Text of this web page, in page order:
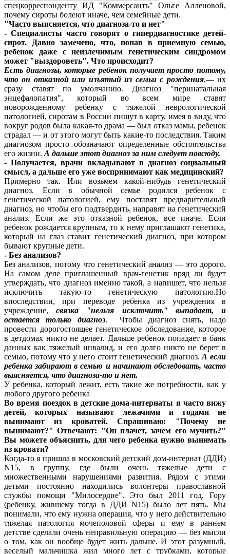
спецкорреспонденту ИД "Коммерсантъ" Ольге Алленовой,
почему сироты болеют иначе, чем семейные дети.
"Часто выясняется, что диагноза-то и нет"
- Специалисты часто говорят о гипердиагностике детей-
сирот. Давно замечено, что, попав в приемную семью,
ребенок даже с неизлечимым генетическим синдромом
может "выздороветь". Что происходит?
Есть диагнозы, которые ребенок получает просто потому,
что он отказной или изъятый из семьи с рождения,— их
сразу ставят по умолчанию. Диагноз "перинатальная
энцефалопатия", который во всем мире ставят
новорожденному ребенку с тяжелой неврологической
патологией, сиротам в России пишут в карту, имея в виду, что
вокруг родов была какая-то драма — был отказ мамы, ребенок
страдал — и от этого могут быть какие-то последствия. Таким
диагнозом просто обозначают определенные обстоятельства
его жизни. А дальше этот диагноз за ним следует повсюду.
-Получается, врачи вкладывают в диагноз социальный
смысл, а дальше его уже воспринимают как медицинский?
Примерно так. Или возьмем какой-нибудь генетический
диагноз. Если в обычной семье родился ребенок с
генетической патологией, ему поставят предварительный
диагноз, но чтобы его подтвердить, направят на генетический
анализ. Если же это отказной ребенок, все иначе. Если
ребенок рождается крупным, то к нему приглашают генетика,
который на глаз ставит генетический диагноз, при котором
бывают крупные дети.
- Без анализов?
Без анализов, потому что генетический анализ — это дорого.
На самом деле приглашенный врач-генетик вряд ли будет
утверждать, что диагноз именно такой, а напишет, что нельзя
исключить такую-то генетическую патологию.Но
впоследствии, при переводе ребенка из учреждения в
учреждение,связка "нельзя исключить" выпадает, и
остается только диагноз. Чтобы диагноз снять, надо
провести дорогостоящее генетическое обследование, которое
в детдомах никто не делает. Дальше ребенок попадает в банк
данных как тяжелый инвалид, и его долго никто не берет в
семью, потому что у него стоит генетический диагноз.А если
ребенка забирают в семью и начинают обследовать, часто
выясняется, что диагноза-то и нет.
У ребенка, который лежит, есть такие же потребности, как у
любого другого ребенка
Во время поездок в детские дома-интернаты я часто вижу
детей, которых называют лежачими и годами не
вынимают из кроватей. Спрашиваю: "Почему не
вынимают?" Отвечают: "Он плачет, зачем его мучить?"
Вы можете объяснить, для чего ребенка нужно вынимать
из кровати?
Когда-то я пришла в московский детский дом-интернат (ДДИ)
N15, в группу, где были очень тяжелые дети с
множественными нарушениями развития. Рядом с этими
детьми постоянно находились волонтеры православной
службы помощи "Милосердие". Это был 2011 год. Гору
(ребенку, жившему тогда в ДДИ N15) было лет пять. Мы
понимали, что ему нужна операция, что у него действительно
тяжелая патология мочеполовой сферы и ему в раннем
детстве сделали очень неправильную операцию — без мысли
о том, как он вообще будет жить дальше. И этот разумный,
веселый мальчишка жил много лет с трубками, которые